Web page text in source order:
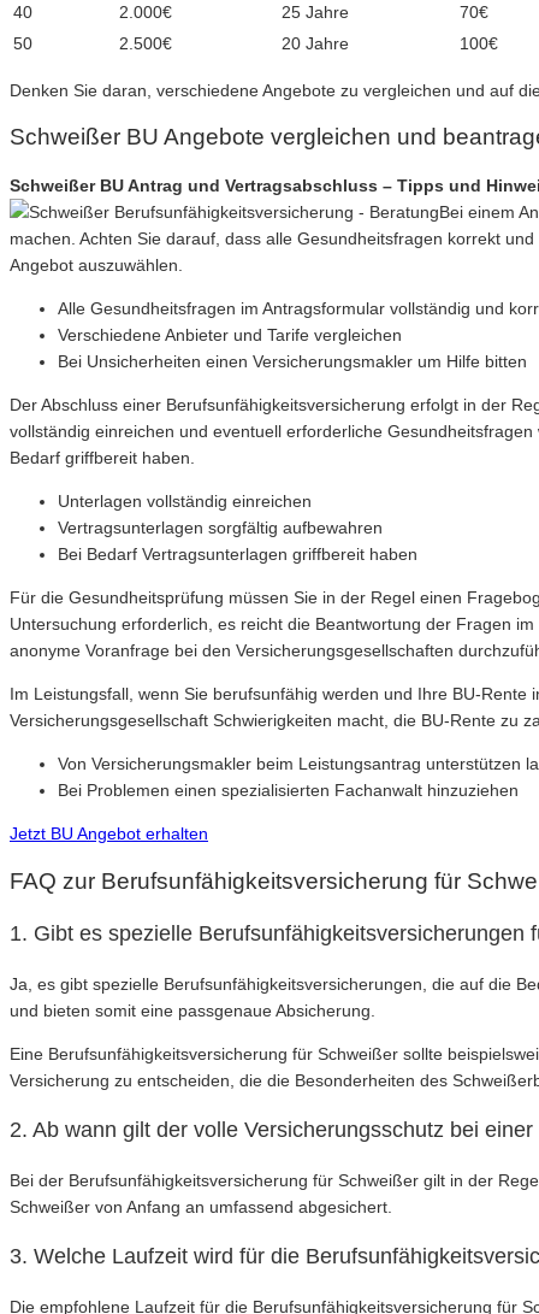
40
2.000€ 25 Jahre
70€
50
2.500€ 20 Jahre 100€
Denken Sie daran, verschiedene Angebote zu vergleichen und auf
Schweißer BU Angebote vergleichen und
Schweißer BU Antrag und Vertragsabschluss – Tipps und
Bei einem
machen. Achten Sie darauf, dass alle Gesundheitsfragen korrekt
Angebot auszuwählen.
Alle Gesundheitsfragen im Antragsformular vollständig und
Verschiedene Anbieter und Tarife vergleichen
Bei Unsicherheiten einen Versicherungsmakler um Hilfe bitten
Der Abschluss einer Berufsunfähigkeitsversicherung erfolgt in der
vollständig einreichen und eventuell erforderliche
Bedarf griffbereit haben.
Unterlagen vollständig einreichen
Vertragsunterlagen sorgfältig aufbewahren
Bei Bedarf Vertragsunterlagen griffbereit haben
Für die Gesundheitsprüfung müssen Sie in der Regel einen
Untersuchung erforderlich, es reicht die Beantwortung der Fragen
anonyme Voranfrage bei den Versicherungsgesellschaften
Im Leistungsfall, wenn Sie berufsunfähig werden und Ihre BU-
Versicherungsgesellschaft Schwierigkeiten macht, die BU-Rente zu
Von Versicherungsmakler beim Leistungsantrag unterstützen
Bei Problemen einen spezialisierten Fachanwalt hinzuziehen
Jetzt BU Angebot erhalten
FAQ zur Berufsunfähigkeitsversicherung für
1. Gibt es spezielle Berufsunfähigkeitsversicherungen
Ja, es gibt spezielle Berufsunfähigkeitsversicherungen, die auf die
und bieten somit eine passgenaue Absicherung.
Eine Berufsunfähigkeitsversicherung für Schweißer sollte
Versicherung zu entscheiden, die die Besonderheiten des
2. Ab wann gilt der volle Versicherungsschutz bei
Bei der Berufsunfähigkeitsversicherung für Schweißer gilt in der
Schweißer von Anfang an umfassend abgesichert.
3. Welche Laufzeit wird für die
Die empfohlene Laufzeit für die Berufsunfähigkeitsversicherung für